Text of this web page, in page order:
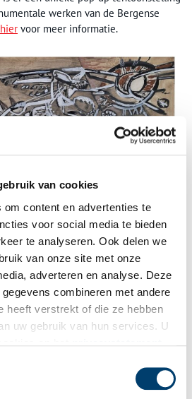
van cookies
om content en advertenties te
voor social media te bieden
te analyseren. Ook delen we
van onze site met onze
adverteren en analyse. Deze
combineren met andere
heeft verstrekt of die ze hebben
uw gebruik van hun services. U
werken van de Bergense
hier voor meer informatie.
Uitgebreide Technische School (UTS) in
Alkmaar.
Stoommachinemuseum
gevestigd in het
Noorder Koggen bij Medemblik, is
op zaterdag 13 september
Het gemaal, één van de
van ons land, is een
& Architectuur gebouw(d) om
ook mee op stap om ons ‘levend